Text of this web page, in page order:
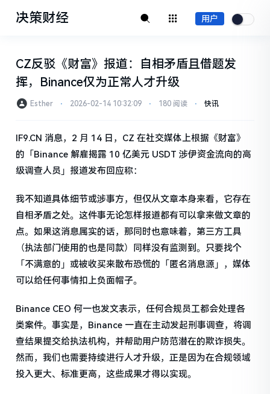
决策财经 用户
CZ反驳《财富》报道：自相矛盾且借题发
挥，Binance仅为正常人才升级
Esther ⋅ 2026-02-14 10:32:09 ⋅ 180 阅读 ⋅ 快讯
IF9.CN 消息，2 月 14 日，CZ 在社交媒体上根据《财富》
的「Binance 解雇揭露 10 亿美元 USDT 涉伊资金流向的高
级调查人员」报道发布回应称：
我不知道具体细节或涉事方，但仅从文章本身来看，它存在
自相矛盾之处。这件事无论怎样报道都有可以拿来做文章的
点。如果这消息属实的话，那同时也意味着，第三方工具
（执法部门使用的也是同款）同样没有监测到。只要找个
「不满意的」或被收买来散布恐慌的「匿名消息源」，媒体
可以给任何事情扣上负面帽子。
Binance CEO 何一也发文表示，任何合规员工都会处理各
类案件。事实是，Binance 一直在主动发起刑事调查，将调
查结果提交给执法机构，并帮助用户防范潜在的欺诈损失。
然而，我们也需要持续进行人才升级，正是因为在合规领域
投入更大、标准更高，这些成果才得以实现。